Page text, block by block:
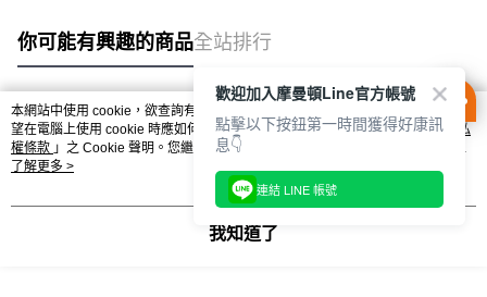
你可能有興趣的商品全站排行
熱門標籤
本網站中使用 cookie，欲查詢有關本網站使用 cookie 方式之詳情，及若您不希
望在電腦上使用 cookie 時應如何變更電腦的 cookie 設定，請參閱本網站「
隱私
權條款 」之 Cookie 聲明。您繼續使用本網站即表示您同意本公司得按本網站使
用條款之 Cookie 聲明使用 cookie。
了解更多 >
我知道了
歡迎加入摩曼頓Line官方帳號
點擊以下按鈕第一時間獲得好康訊
息👇
連結 LINE 帳號